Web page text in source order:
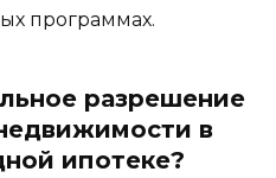
программах.
разрешение
в
ипотеке?